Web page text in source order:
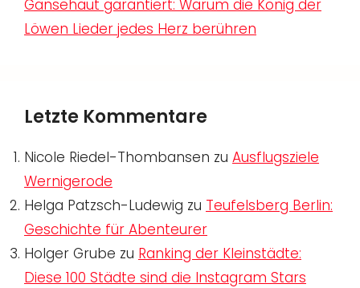
Gänsehaut garantiert: Warum die König der
Löwen Lieder jedes Herz berühren
Letzte Kommentare
Nicole Riedel-Thombansen zu Ausflugsziele
Wernigerode
Helga Patzsch-Ludewig zu Teufelsberg Berlin:
Geschichte für Abenteurer
Holger Grube zu Ranking der Kleinstädte:
Diese 100 Städte sind die Instagram Stars